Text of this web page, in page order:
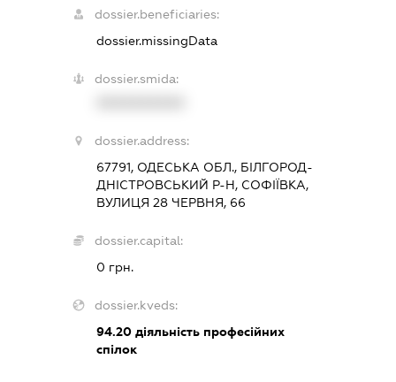
dossier.beneficiaries:
dossier.missingData
dossier.smida:
dossier.address:
67791, ОДЕСЬКА ОБЛ., БІЛГОРОД-
ДНІСТРОВСЬКИЙ Р-Н, СОФІЇВКА,
ВУЛИЦЯ 28 ЧЕРВНЯ, 66
dossier.capital:
0 грн.
dossier.kveds:
94.20 діяльність професійних
спілок